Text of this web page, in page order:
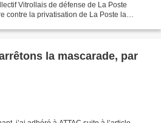
Vitrollais de défense de La Poste
contre la privatisation de La Poste la
la mascarade, par